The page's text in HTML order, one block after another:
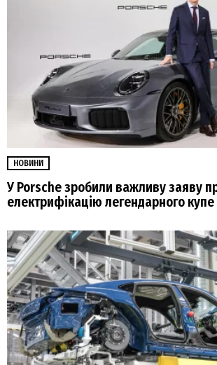
НОВИНИ
У Porsche зробили важливу заяву
електрифікацію легендарного купе